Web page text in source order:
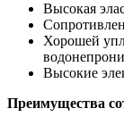
Высокая
Хорошей
Высокие
Преимущества